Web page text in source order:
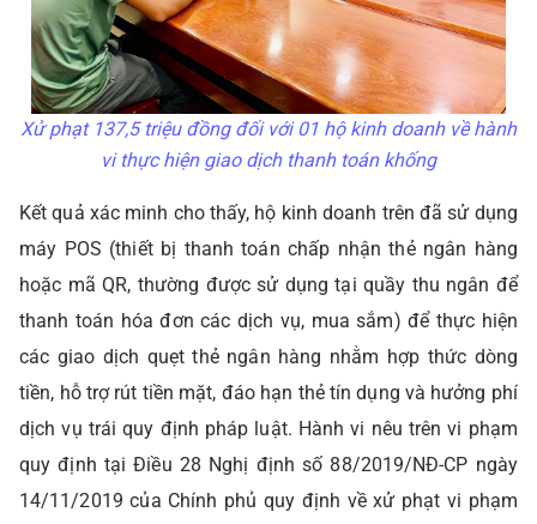
Xử phạt 137,5 triệu đồng đối với 01 hộ kinh doanh về hành
vi thực hiện giao dịch thanh toán khống
Kết quả xác minh cho thấy, hộ kinh doanh trên đã sử dụng
máy POS (thiết bị thanh toán chấp nhận thẻ ngân hàng
hoặc mã QR, thường được sử dụng tại quầy thu ngân để
thanh toán hóa đơn các dịch vụ, mua sắm) để thực hiện
các giao dịch quẹt thẻ ngân hàng nhằm hợp thức dòng
tiền, hỗ trợ rút tiền mặt, đáo hạn thẻ tín dụng và hưởng phí
dịch vụ trái quy định pháp luật. Hành vi nêu trên vi phạm
quy định tại Điều 28 Nghị định số 88/2019/NĐ-CP ngày
14/11/2019 của Chính phủ quy định về xử phạt vi phạm